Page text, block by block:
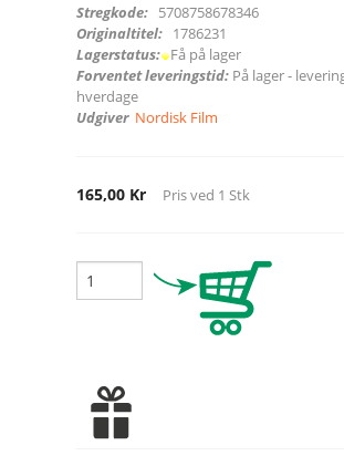
Stregkode: 5708758678346
Originaltitel: 1786231
Lagerstatus: Få på lager
Forventet leveringstid: På lager -
hverdage
Udgiver Nordisk Film
165,00 Kr Pris ved 1 Stk